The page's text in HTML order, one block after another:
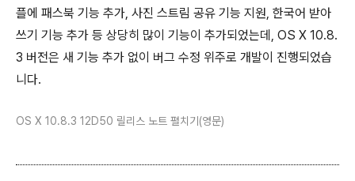
플에 패스북 기능 추가, 사진 스트림 공유 기능 지원, 한국어 받아
쓰기 기능 추가 등 상당히 많이 기능이 추가되었는데, OS X 10.8.
3 버전은 새 기능 추가 없이 버그 수정 위주로 개발이 진행되었습
니다.
OS X 10.8.3 12D50 릴리스 노트 펼치기(영문)